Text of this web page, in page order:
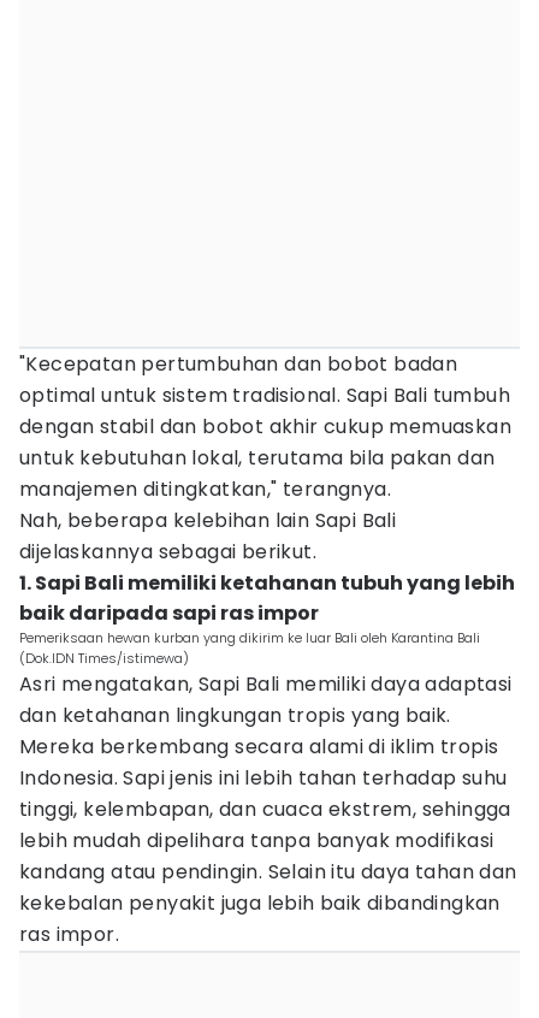
"Kecepatan pertumbuhan dan bobot badan
optimal untuk sistem tradisional. Sapi Bali tumbuh
dengan stabil dan bobot akhir cukup memuaskan
untuk kebutuhan lokal, terutama bila pakan dan
manajemen ditingkatkan," terangnya.
Nah, beberapa kelebihan lain Sapi Bali
dijelaskannya sebagai berikut.
1. Sapi Bali memiliki ketahanan tubuh yang lebih
baik daripada sapi ras impor
Pemeriksaan hewan kurban yang dikirim ke luar Bali oleh Karantina Bali
(Dok.IDN Times/istimewa)
Asri mengatakan, Sapi Bali memiliki daya adaptasi
dan ketahanan lingkungan tropis yang baik.
Mereka berkembang secara alami di iklim tropis
Indonesia. Sapi jenis ini lebih tahan terhadap suhu
tinggi, kelembapan, dan cuaca ekstrem, sehingga
lebih mudah dipelihara tanpa banyak modifikasi
kandang atau pendingin. Selain itu daya tahan dan
kekebalan penyakit juga lebih baik dibandingkan
ras impor.